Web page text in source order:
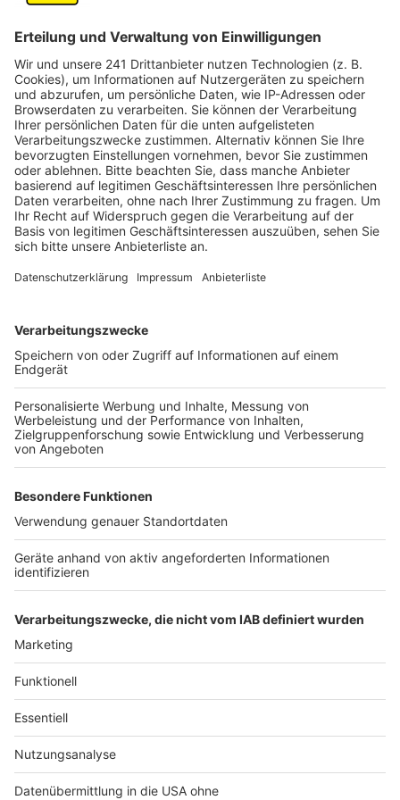
See soll bald zum Badesee werden
Anzeige
Temperaturen um die 30 Grad – da suchen viele an
diesem Wochenende wieder Abkühlung im See. Aber
bitte nicht im Pulheimer See – sagt die Stadt. Das
Schwimmen dort kann in der alten Kiesgrube aktuell
noch lebensgefährlich sein und ist deshalb verboten.
soll nächste Woche der nächste Schritt dafür
vorbereitet werden.
Weitere Themen von Rhein und Erft
Pulheimer See: Planfeststellungsverfahren
abgeschlossen
Kreis: Pflegeplätze für Katzen gesucht
Hürther Feuerwache fast fertig
Anzeige
Anzeige